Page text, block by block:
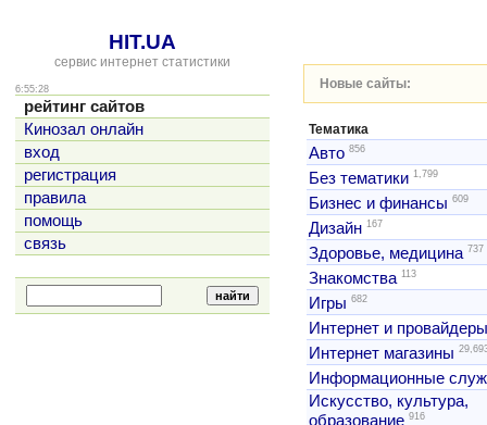
HIT.UA
сервис интернет статистики
6:55:28
рейтинг сайтов
Кинозал онлайн
вход
регистрация
правила
помощь
связь
Новые сайты:
Тематика
Авто 856
Без тематики 1,799
Бизнес и финансы 609
Дизайн 167
Здоровье, медицина 737
Знакомства 113
Игры 682
Интернет и провайдеры
Интернет магазины
Информационные
Искусство, культура,
образование 916